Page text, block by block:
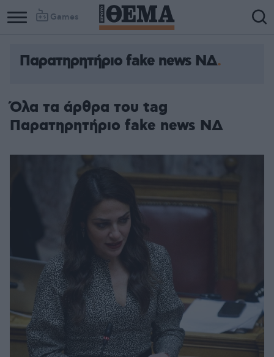
Games
Παρατηρητήριο fake news ΝΔ
Όλα τα άρθρα του tag
Παρατηρητήριο fake news ΝΔ